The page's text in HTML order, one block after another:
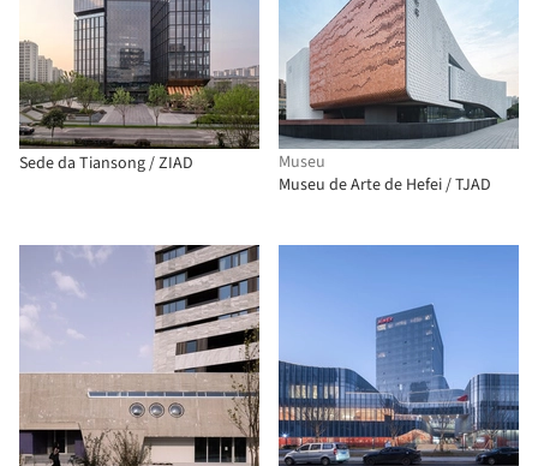
Sede da Tiansong / ZIAD
Museu
Museu de Arte de Hefei / TJAD